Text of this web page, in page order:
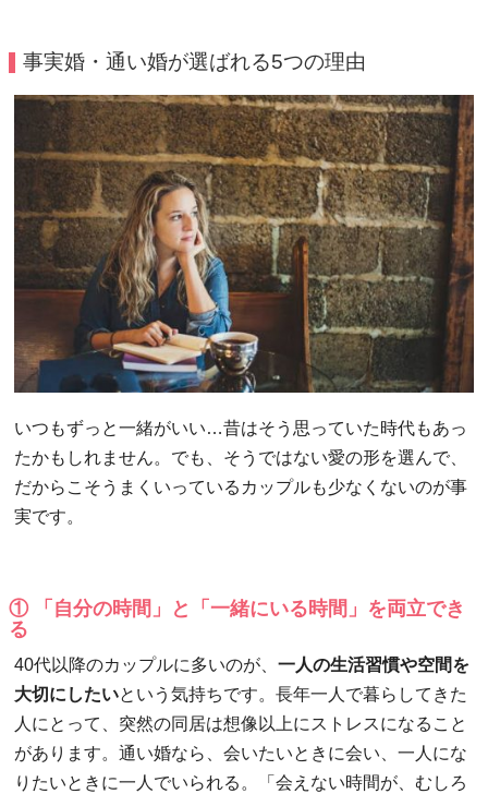
事実婚・通い婚が選ばれる5つの理由
いつもずっと一緒がいい…昔はそう思っていた時代もあっ
たかもしれません。でも、そうではない愛の形を選んで、
だからこそうまくいっているカップルも少なくないのが事
実です。
① 「自分の時間」と「一緒にいる時間」を両立でき
る
40代以降のカップルに多いのが、 一人の生活習慣や空間を
大切にしたいという気持ちです。長年一人で暮らしてきた
人にとって、突然の同居は想像以上にストレスになること
があります。通い婚なら、会いたいときに会い、一人にな
りたいときに一人でいられる。「会えない時間が、むしろ